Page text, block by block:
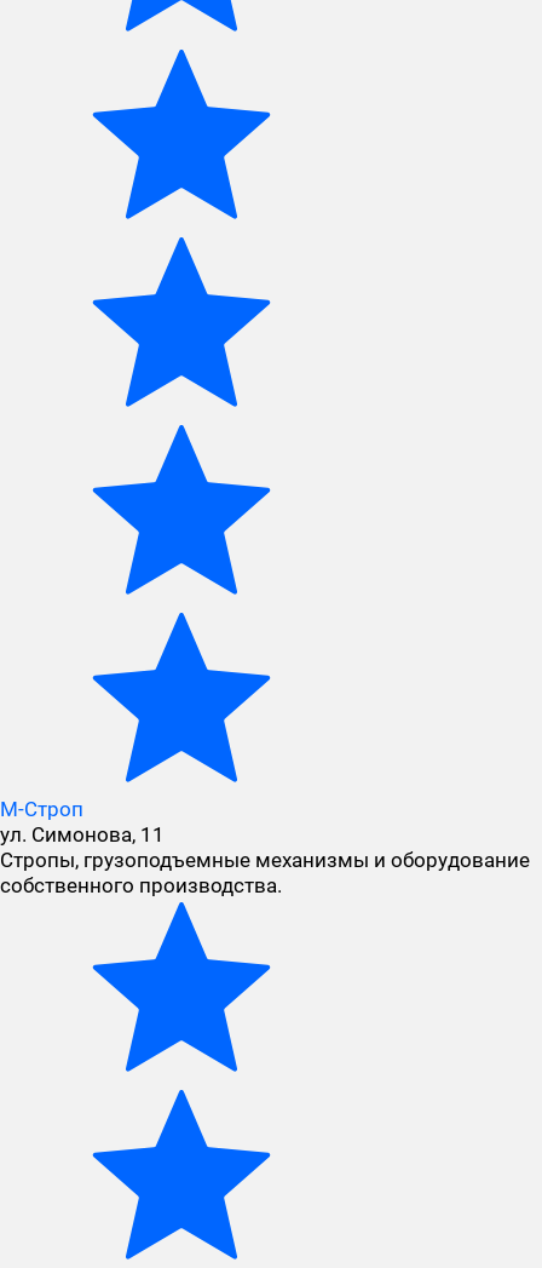
М-Строп
ул. Симонова, 11
Стропы, грузоподъемные механизмы и оборудование
собственного производства.